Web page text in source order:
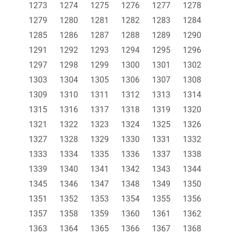
1273
1274 1275 1276 1277
1278
1279
1280 1281 1282 1283
1284
1285
1286 1287 1288 1289
1290
1291
1292 1293 1294 1295
1296
1297
1298 1299 1300 1301
1302
1303
1304 1305 1306 1307
1308
1309
1310 1311 1312 1313
1314
1315
1316 1317 1318 1319
1320
1321
1322 1323 1324 1325
1326
1327
1328 1329 1330 1331
1332
1333
1334 1335 1336 1337
1338
1339
1340 1341 1342 1343
1344
1345
1346 1347 1348 1349
1350
1351
1352 1353 1354 1355
1356
1357
1358 1359 1360 1361
1362
1363
1364 1365 1366 1367
1368